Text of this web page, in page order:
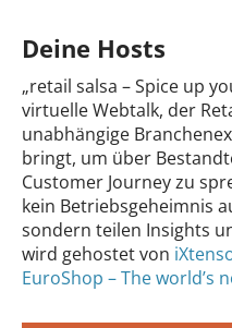
Deine Hosts
„retail salsa – Spice up
virtuelle Webtalk, der
unabhängige
bringt, um über
Customer Journey zu
kein Betriebsgeheimnis
sondern teilen Insights
wird gehostet von
EuroShop – The world’s